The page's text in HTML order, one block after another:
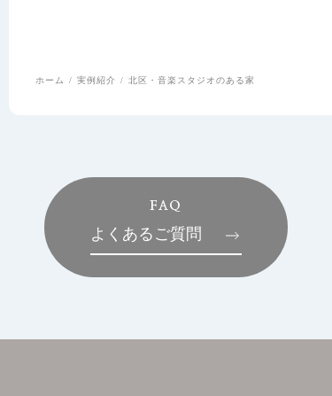
ホーム 実例紹介 北区・音楽スタジオのある家
FAQ
よくあるご質問